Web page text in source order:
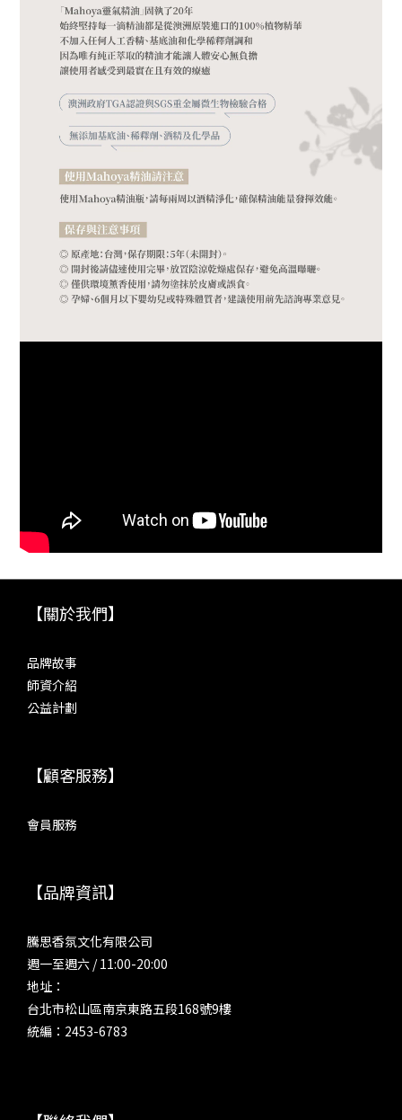
【關於我們】
品牌故事
師資介紹
公益計劃
【顧客服務】
會員服務
【品牌資訊】
騰思香氛文化有限公司
週一至週六 / 11:00-20:00
地址：
台北市松山區南京東路五段168號9樓
統編：2453-6783